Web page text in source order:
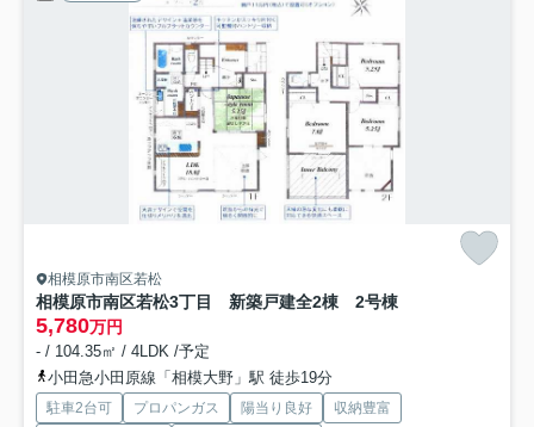
相模原市南区若松
相模原市南区若松3丁目 新築戸建全2棟 2号棟
5,780万円
- / 104.35㎡ / 4LDK /予定
小田急小田原線「相模大野」駅 徒歩19分
駐車2台可 プロパンガス 陽当り良好
収納豊富